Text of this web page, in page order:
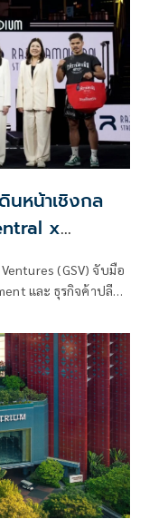
นหน้าเชิงกล
x
(GSV) จับมือ
และ ธุรกิจค้าปลีก
ร่วมมือด้วย Central x
ตลักษณ์ เรื่องราว และ
ตร์ยาวนานกว่า 80 ปี
ทของราชดำเนินสู่การ
สาหกรรม เพื่อขยาย
วทีระดับสากล